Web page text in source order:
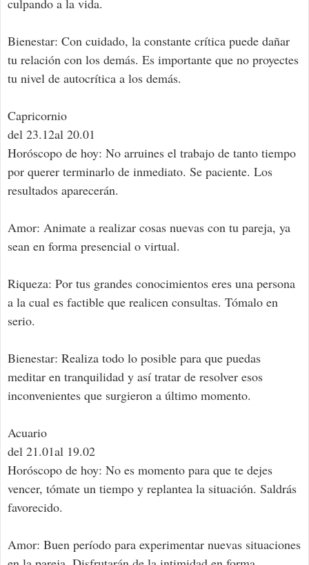
culpando a la vida.
Bienestar: Con cuidado, la constante crítica puede dañar
tu relación con los demás. Es importante que no proyectes
tu nivel de autocrítica a los demás.
Capricornio
del 23.12al 20.01
Horóscopo de hoy: No arruines el trabajo de tanto tiempo
por querer terminarlo de inmediato. Se paciente. Los
resultados aparecerán.
Amor: Animate a realizar cosas nuevas con tu pareja, ya
sean en forma presencial o virtual.
Riqueza: Por tus grandes conocimientos eres una persona
a la cual es factible que realicen consultas. Tómalo en
serio.
Bienestar: Realiza todo lo posible para que puedas
meditar en tranquilidad y así tratar de resolver esos
inconvenientes que surgieron a último momento.
Acuario
del 21.01al 19.02
Horóscopo de hoy: No es momento para que te dejes
vencer, tómate un tiempo y replantea la situación. Saldrás
favorecido.
Amor: Buen período para experimentar nuevas situaciones